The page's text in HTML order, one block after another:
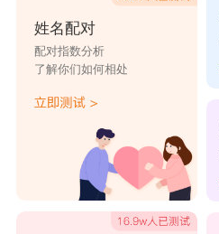
姓名配对
配对指数分析
了解你们如何相处